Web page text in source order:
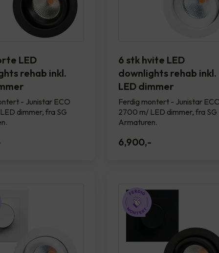
LED
rehab inkl.
- Junistar ECO
dimmer, fra SG
6 stk hvite LED
downlights rehab inkl.
LED dimmer
Ferdig montert - Junistar
2700 m/ LED dimmer, fra SG
Armaturen.
6,900,-